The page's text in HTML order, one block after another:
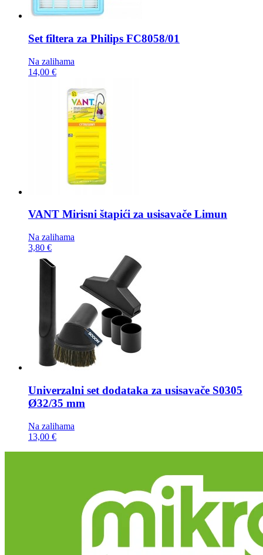
Set filtera za Philips FC8058/01
Na zalihama
14,00 €
VANT Mirisni štapići za usisavače Limun
Na zalihama
3,80 €
Univerzalni set dodataka za usisavače S0305
Ø32/35 mm
Na zalihama
13,00 €